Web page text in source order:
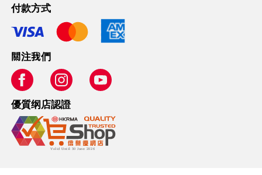
付款方式
關注我們
優質纲店認證